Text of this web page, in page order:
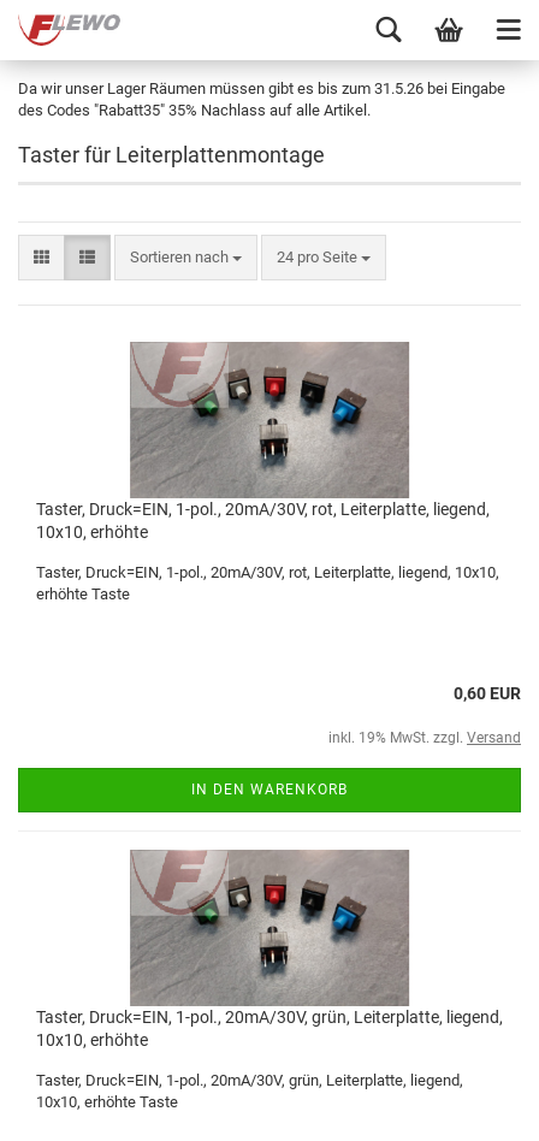
Da wir unser Lager Räumen müssen gibt es bis zum 31.5.26 bei Eingabe
des Codes "Rabatt35" 35% Nachlass auf alle Artikel.
Taster für Leiterplattenmontage
Sortieren nach 24 pro Seite
Taster, Druck=EIN, 1-pol., 20mA/30V, rot, Leiterplatte, liegend,
10x10, erhöhte
Taster, Druck=EIN, 1-pol., 20mA/30V, rot, Leiterplatte, liegend, 10x10,
erhöhte Taste
0,60 EUR
inkl. 19% MwSt. zzgl. Versand
IN DEN WARENKORB
Taster, Druck=EIN, 1-pol., 20mA/30V, grün, Leiterplatte, liegend,
10x10, erhöhte
Taster, Druck=EIN, 1-pol., 20mA/30V, grün, Leiterplatte, liegend,
10x10, erhöhte Taste